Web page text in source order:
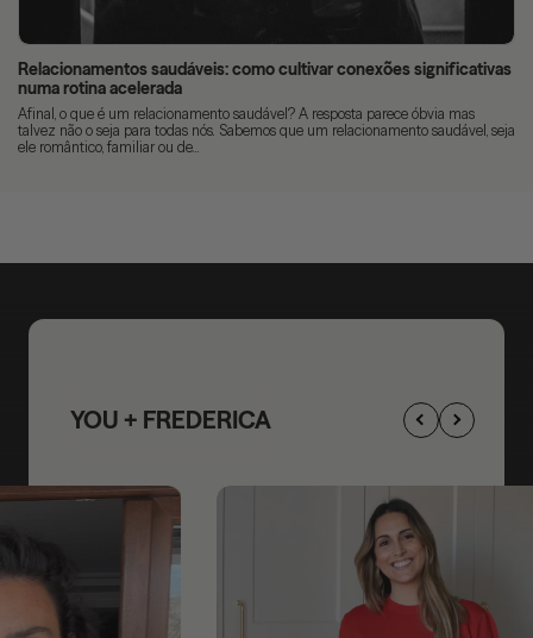
Relacionamentos saudáveis: como cultivar conexões significativas
numa rotina acelerada
Afinal, o que é um relacionamento saudável? A resposta parece óbvia mas
talvez não o seja para todas nós. Sabemos que um relacionamento saudável, seja
ele romântico, familiar ou de...
YOU + FREDERICA